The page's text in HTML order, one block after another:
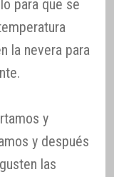
para que se
la nevera para
y
y después
las